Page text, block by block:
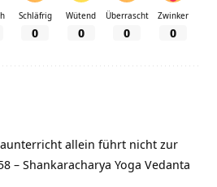
Schläfrig
0
Wütend
0
Überrascht
0
Zwinker
0
allein führt nicht zur
– Shankaracharya Yoga Vedanta